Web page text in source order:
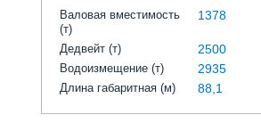
Валовая вместимость
(т)
1378
Дедвейт (т) 2500
Водоизмещение (т) 2935
Длина габаритная (м) 88,1